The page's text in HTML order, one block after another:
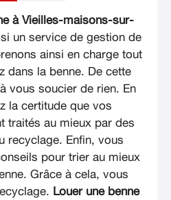
à Vieilles-maisons-sur-
un service de gestion de
ainsi en charge tout
dans la benne. De cette
vous soucier de rien. En
la certitude que vos
traités au mieux par des
recyclage. Enfin, vous
pour trier au mieux
Grâce à cela, vous
Louer une benne